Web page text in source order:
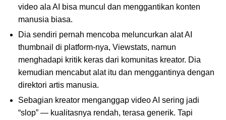
video ala AI bisa muncul dan menggantikan konten
manusia biasa.
Dia sendiri pernah mencoba meluncurkan alat AI
thumbnail di platform-nya, Viewstats, namun
menghadapi kritik keras dari komunitas kreator. Dia
kemudian mencabut alat itu dan menggantinya dengan
direktori artis manusia.
Sebagian kreator menganggap video AI sering jadi
“slop” — kualitasnya rendah, terasa generik. Tapi